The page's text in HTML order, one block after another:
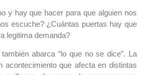
y hay que hacer para que alguien nos
escuche? ¿Cuántas puertas hay que
legitima demanda?
abarca “lo que no se dice”. La
acontecimiento que afecta en distintas